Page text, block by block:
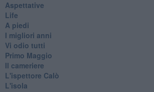
Aspettative
Life
A piedi
I migliori anni
Vi odio tutti
Primo Maggio
Il cameriere
L'ispettore Calò
L'isola